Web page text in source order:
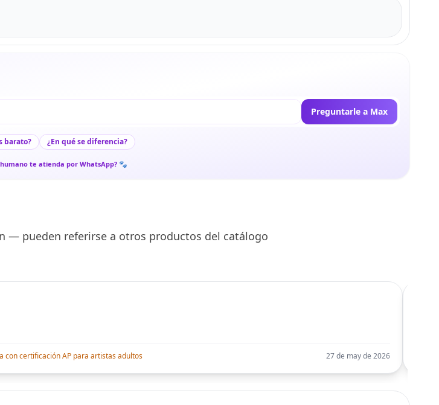
Preguntarle a Max
barato? ¿En qué se diferencia?
te atienda por WhatsApp? 🐾
— pueden referirse a otros productos del catálogo
con certificación AP para artistas adultos 27 de may de 2026